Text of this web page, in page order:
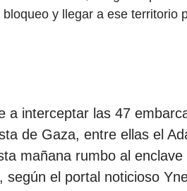
y llegar a ese territorio
a interceptar las 47
de Gaza, entre ellas el
mañana rumbo al
el portal noticioso